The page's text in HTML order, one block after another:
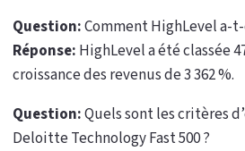
Question:Comment HighLevel a-
Réponse: HighLevel a été classée
croissance des revenus de 3 362 %.
Question:Quels sont les critères
Deloitte Technology Fast 500 ?